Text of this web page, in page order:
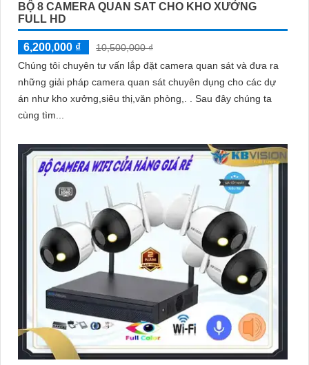
BỘ 8 CAMERA QUAN SAT CHO KHO XƯỞNG
FULL HD
6,200,000 ₫
10,500,000 ₫
Chúng tôi chuyên tư vấn lắp đặt camera quan sát và đưa ra
những giải pháp camera quan sát chuyên dụng cho các dự
án như kho xưởng,siêu thị,văn phòng,. . Sau đây chúng ta
cùng tìm...